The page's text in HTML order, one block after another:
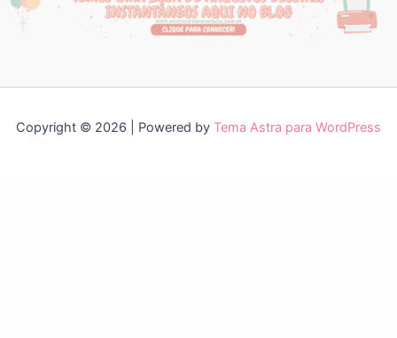
Copyright © 2026 | Powered by Tema Astra para WordPress